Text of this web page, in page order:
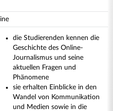
die Studierenden kennen die
Geschichte des Online-
Journalismus und seine
aktuellen Fragen und
Phänomene
sie erhalten Einblicke in den
Wandel von Kommunikation
und Medien sowie in die